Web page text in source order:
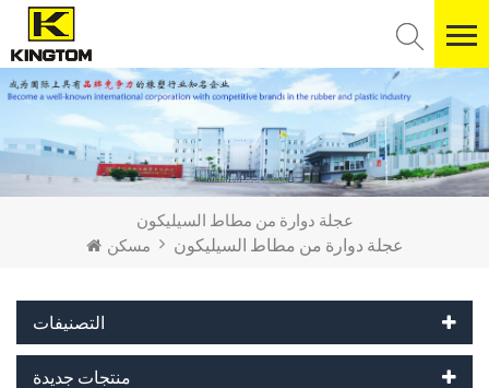
عجلة دوارة من مطاط السيليكون
مسكن
عجلة دوارة من مطاط السيليكون
التصنيفات
منتجات جديدة